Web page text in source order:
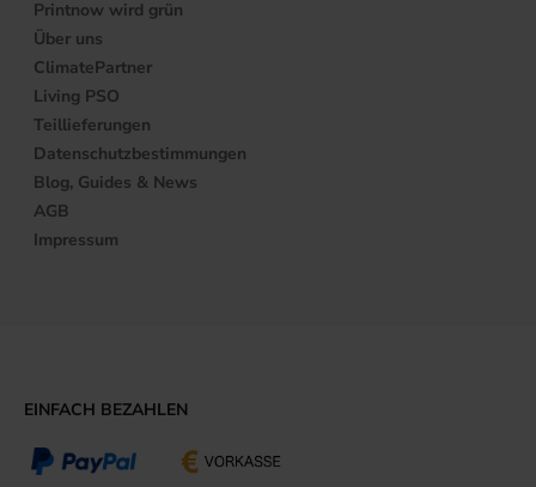
Printnow wird grün
Über uns
ClimatePartner
Living PSO
Teillieferungen
Datenschutzbestimmungen
Blog, Guides & News
AGB
Impressum
EINFACH BEZAHLEN